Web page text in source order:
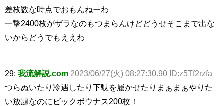
差枚数な時点でおもんねーわ
一撃2400枚がザラなのもつまらんけどどうせそこまで出な
いからどうでもええわ
29: 我流解説.com 2023/06/27(火) 08:27:30.90 ID:z5Tf2rzfa
つらぬいたり冷遇したり下駄を履かせたりまぁまぁやりた
い放題なのにビックボウナス200枚！